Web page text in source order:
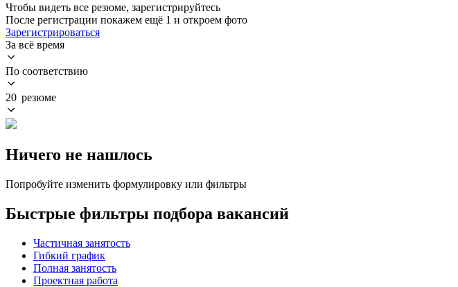
Чтобы видеть все резюме, зарегистрируйтесь
После регистрации покажем ещё 1 и откроем фото
Зарегистрироваться
За всё время
По соответствию
20 резюме
Ничего не нашлось
Попробуйте изменить формулировку или фильтры
Быстрые фильтры подбора вакансий
Частичная занятость
Гибкий график
Полная занятость
Проектная работа